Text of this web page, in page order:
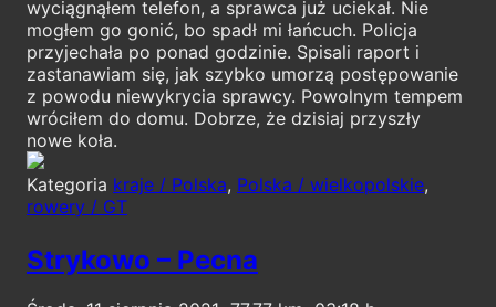
wyciągnąłem telefon, a sprawca już uciekał. Nie
mogłem go gonić, bo spadł mi łańcuch. Policja
przyjechała po ponad godzinie. Spisali raport i
zastanawiam się, jak szybko umorzą postępowanie
z powodu niewykrycia sprawcy. Powolnym tempem
wróciłem do domu. Dobrze, że dzisiaj przyszły
nowe koła.
Kategoria kraje / Polska, Polska / wielkopolskie,
rowery / GT
Strykowo – Pecna